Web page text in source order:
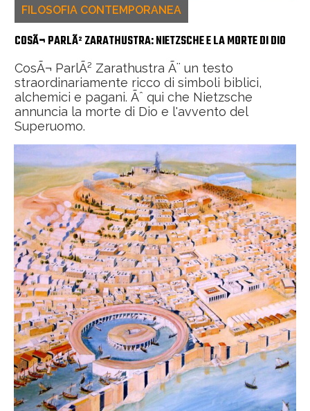
FILOSOFIA CONTEMPORANEA
COSÃ¬ PARLÃ² ZARATHUSTRA: NIETZSCHE E LA MORTE DI DIO
CosÃ¬ ParlÃ² Zarathustra Ã¨ un testo
straordinariamente ricco di simboli biblici,
alchemici e pagani. Ãˆ qui che Nietzsche
annuncia la morte di Dio e l'avvento del
Superuomo.